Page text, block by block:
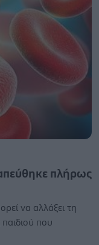
πλήρως
να αλλάξει τη
που